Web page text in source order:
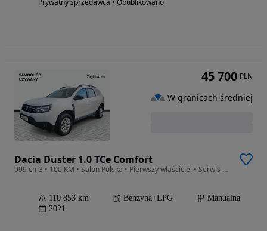
Dacia Duster 1.0 TCe Comfort
999 cm3 • 100 KM • Salon Polska • Pierwszy właściciel • Serwis ASO • Bezwypadkowy • FV23%
110 853 km Benzyna+LPG
Manualna
2021
45 700 PLN
W granicach średniej